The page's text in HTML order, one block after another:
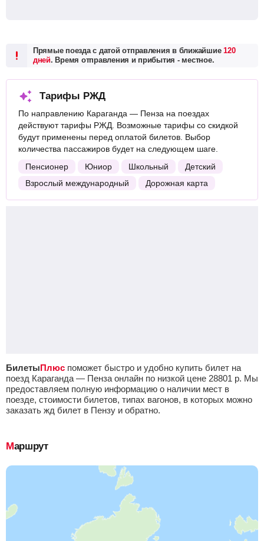
Прямые поезда с датой отправления в ближайшие120
дней. Время отправления и прибытия - местное.
Тарифы РЖД
По направлению Караганда — Пенза на поездах
действуют тарифы РЖД. Возможные тарифы со скидкой
будут применены перед оплатой билетов. Выбор
количества пассажиров будет на следующем шаге.
Пенсионер
Юниор Школьный
Детский
Взрослый международный
Дорожная карта
БилетыПлюс поможет быстро и удобно купить билет на
поезд Караганда — Пенза онлайн по низкой цене 28801 р. Мы
предоставляем полную информацию о наличии мест в
поезде, стоимости билетов, типах вагонов, в которых можно
заказать жд билет в Пензу и обратно.
Маршрут